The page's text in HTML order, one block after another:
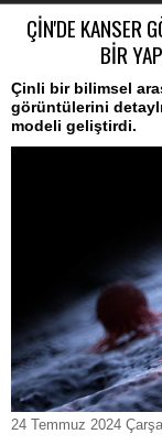
ÇİN'DE KANSER
BİR
Çinli bir bilimsel
görüntülerini
modeli geliştirdi.
24 Temmuz 2024